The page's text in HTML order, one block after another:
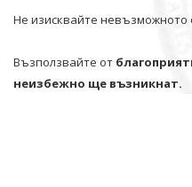
Не изисквайте невъзможното
Възползвайте от
неизбежно ще възникнат.